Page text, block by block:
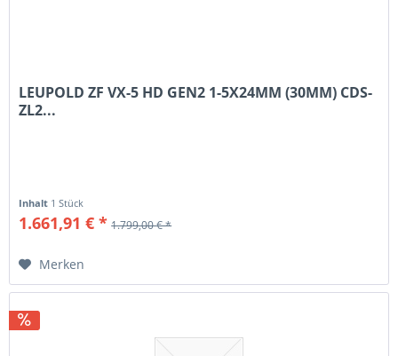
LEUPOLD ZF VX-5 HD GEN2 1-5X24MM (30MM) CDS-
ZL2...
Inhalt 1 Stück
1.661,91 € * 1.799,00 € *
Merken